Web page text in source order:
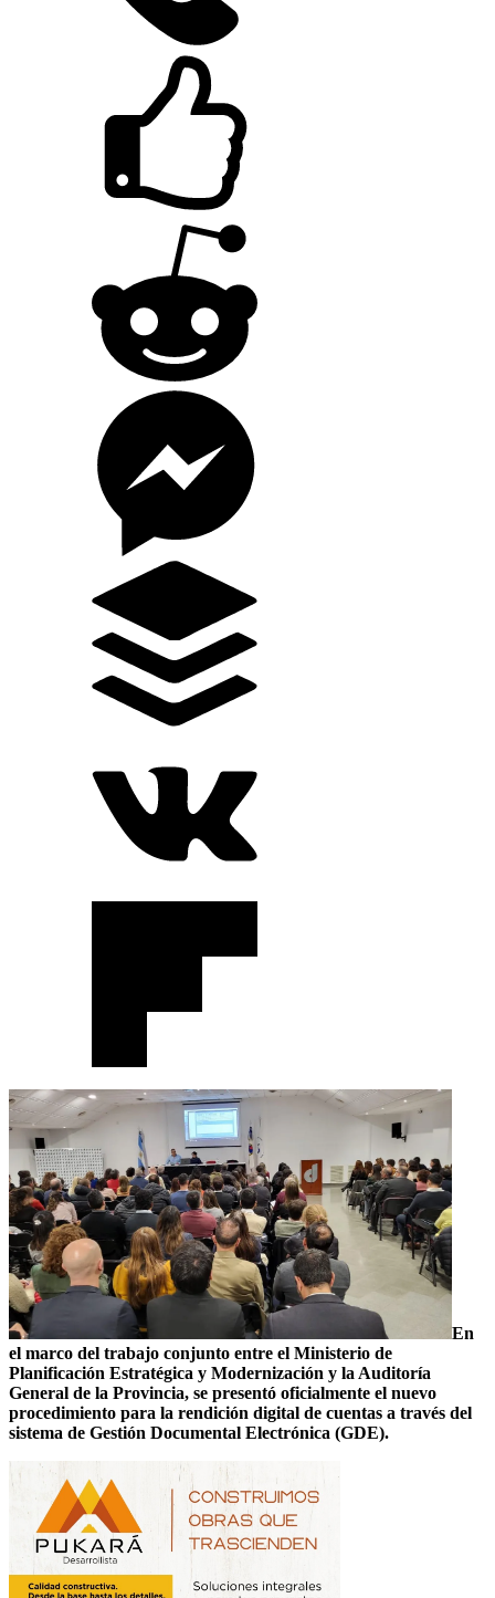
En
el marco del trabajo conjunto entre el Ministerio de
Planificación Estratégica y Modernización y la Auditoría
General de la Provincia, se presentó oficialmente el nuevo
procedimiento para la rendición digital de cuentas a través del
sistema de Gestión Documental Electrónica (GDE).